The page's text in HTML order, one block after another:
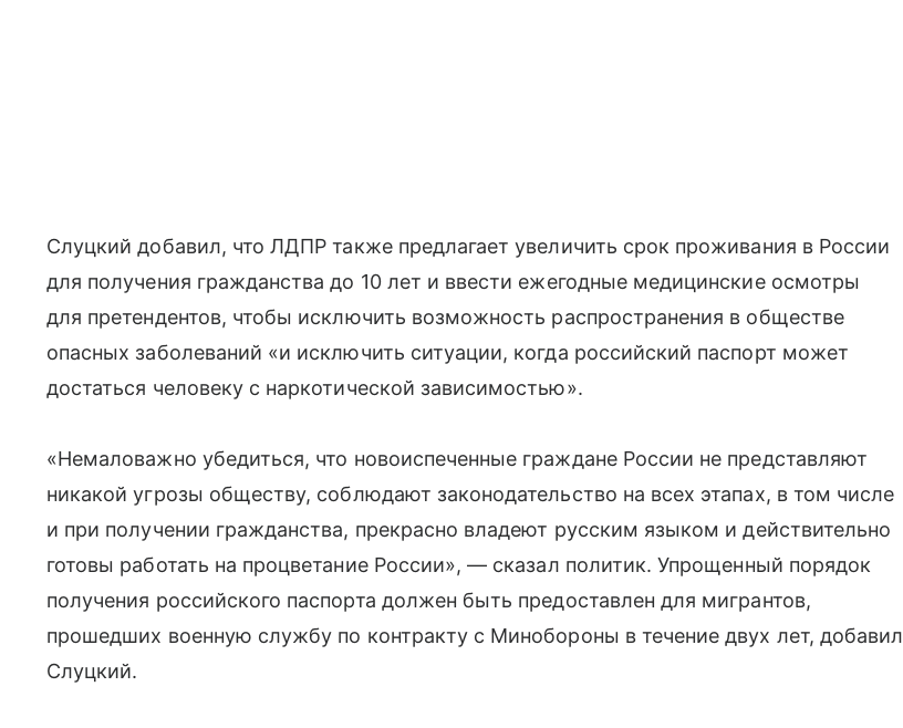
Слуцкий добавил, что ЛДПР также предлагает увеличить срок проживания в России
для получения гражданства до 10 лет и ввести ежегодные медицинские осмотры
для претендентов, чтобы исключить возможность распространения в обществе
опасных заболеваний «и исключить ситуации, когда российский паспорт может
достаться человеку с наркотической зависимостью».
«Немаловажно убедиться, что новоиспеченные граждане России не представляют
никакой угрозы обществу, соблюдают законодательство на всех этапах, в том числе
и при получении гражданства, прекрасно владеют русским языком и действительно
готовы работать на процветание России», — сказал политик. Упрощенный порядок
получения российского паспорта должен быть предоставлен для мигрантов,
прошедших военную службу по контракту с Минобороны в течение двух лет, добавил
Слуцкий.